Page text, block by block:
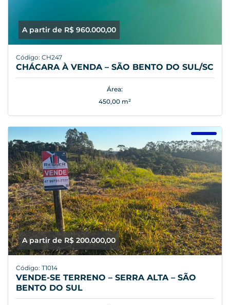
A partir de R$ 960.000,00
Código: CH247
CHÁCARA À VENDA – SÃO BENTO DO SUL/SC
Área:
450,00 m²
A partir de R$ 200.000,00
Código: T1014
VENDE-SE TERRENO – SERRA ALTA – SÃO
BENTO DO SUL